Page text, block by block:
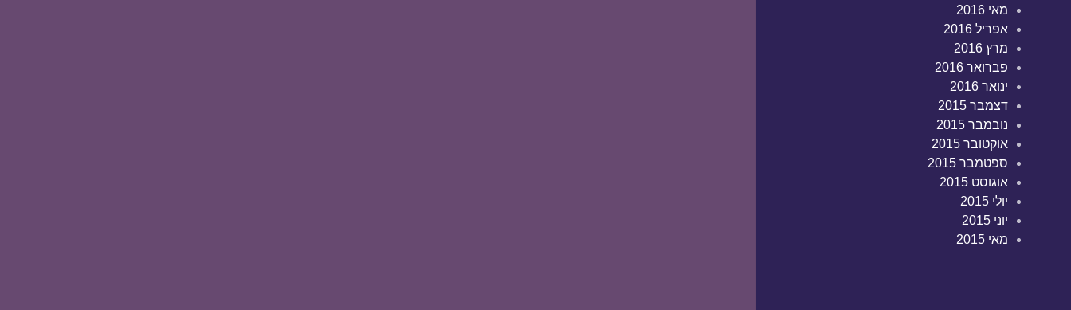
מאי 2016
אפריל 2016
מרץ 2016
פברואר 2016
ינואר 2016
דצמבר 2015
נובמבר 2015
אוקטובר 2015
ספטמבר 2015
אוגוסט 2015
יולי 2015
יוני 2015
מאי 2015